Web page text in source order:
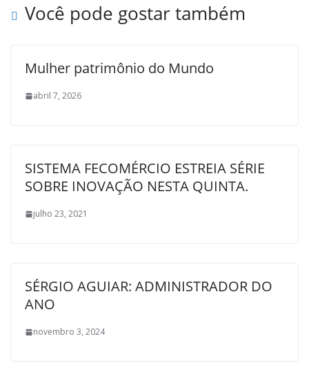
Você pode gostar também
Mulher patrimônio do Mundo
abril 7, 2026
SISTEMA FECOMÉRCIO ESTREIA SÉRIE
SOBRE INOVAÇÃO NESTA QUINTA.
julho 23, 2021
SÉRGIO AGUIAR: ADMINISTRADOR DO
ANO
novembro 3, 2024